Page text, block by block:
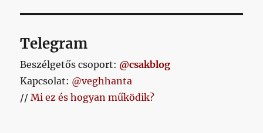
Telegram
Beszélgetős csoport: @csakblog
Kapcsolat: @veghhanta
//Mi ez és hogyan működik?